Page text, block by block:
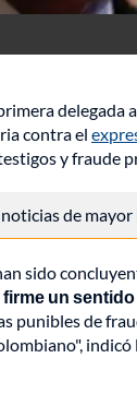
contra el
y fraude
de
sido
un
punibles de
indicó